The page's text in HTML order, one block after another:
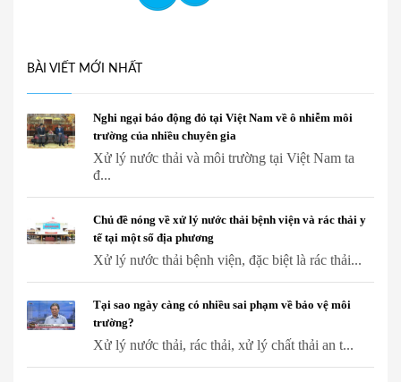
BÀI VIẾT MỚI NHẤT
Nghi ngại báo động đỏ tại Việt Nam về ô nhiễm môi
trường của nhiều chuyên gia
Xử lý nước thải và môi trường tại Việt Nam ta
đ...
Chủ đề nóng về xử lý nước thải bệnh viện và rác thải y
tế tại một số địa phương
Xử lý nước thải bệnh viện, đặc biệt là rác thải...
Tại sao ngày càng có nhiều sai phạm về bảo vệ môi
trường?
Xử lý nước thải, rác thải, xử lý chất thải an t...